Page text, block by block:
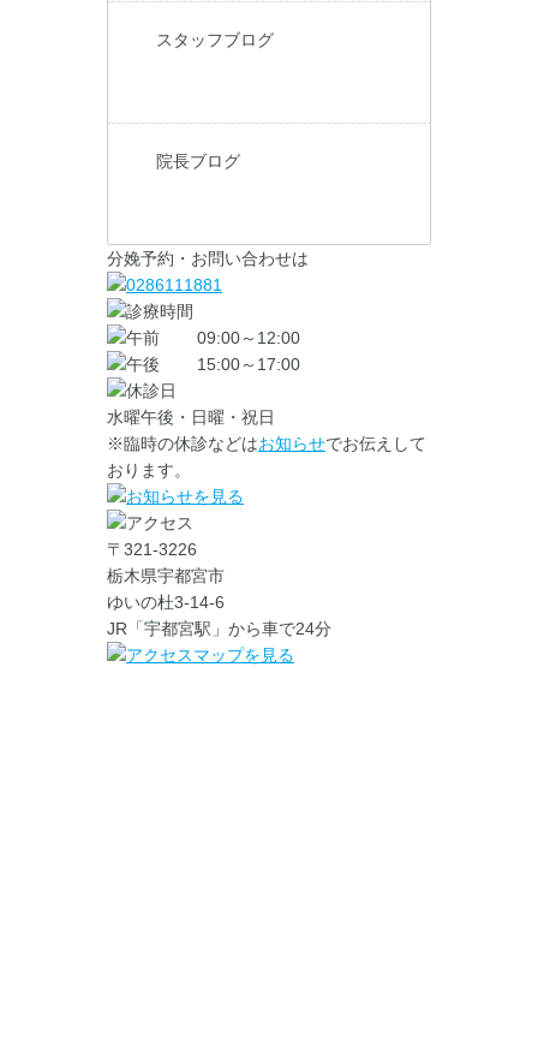
スタッフブログ
院長ブログ
分娩予約・お問い合わせは
09:00～12:00
15:00～17:00
水曜午後・日曜・祝日
※臨時の休診などはお知らせでお伝えして
おります。
〒321-3226
栃木県宇都宮市
ゆいの杜3-14-6
JR「宇都宮駅」から車で24分